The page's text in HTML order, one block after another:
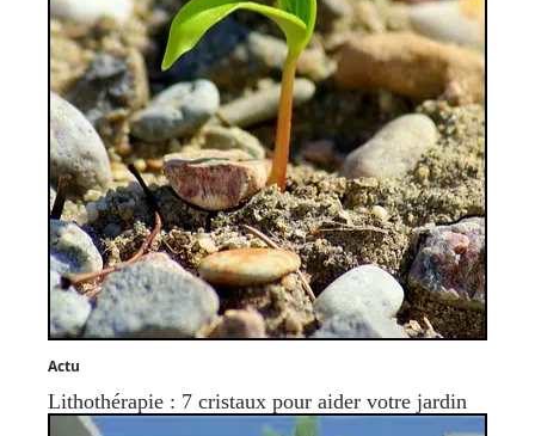
Actu
Lithothérapie : 7 cristaux pour aider votre jardin